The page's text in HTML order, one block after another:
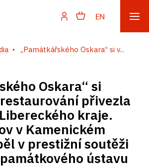
EN
„Památkářského Oskara“ si v...
Oskara“ si
přivezla
kraje.
v Kamenickém
v prestižní soutěži
ústavu